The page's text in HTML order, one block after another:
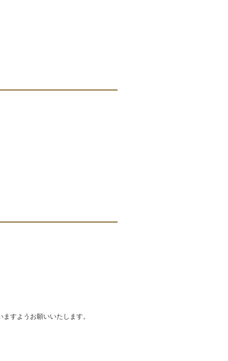
すようお願いいたします。